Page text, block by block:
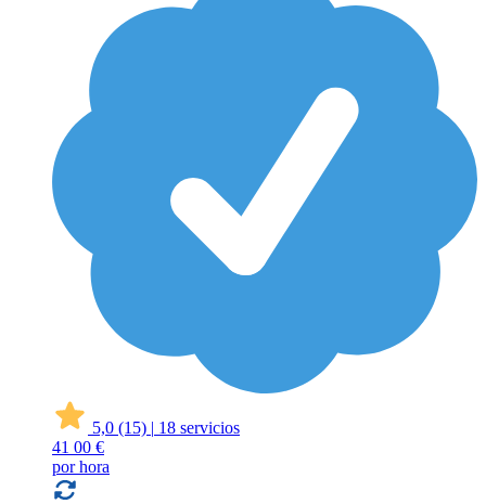
5,0 (15) | 18 servicios
41 00 €
por hora